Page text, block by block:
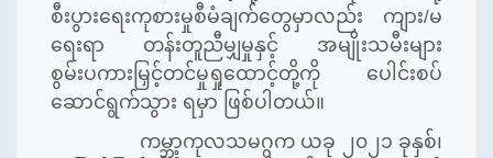
စီးပွားရေးကုစားမှုစီမံချက်တွေမှာလည်း ကျား/မ
ရေးရာ တန်းတူညီမျှမှုနှင့် အမျိုးသမီးများ
စွမ်းပကားမြှင့်တင်မှုရှုထောင့်တို့ကို ပေါင်းစပ်
ဆောင်ရွက်သွား ရမှာ ဖြစ်ပါတယ်။
ကမ္ဘာ့ကုလသမဂ္ဂက ယခု ၂၀၂၁ ခုနှစ်၊